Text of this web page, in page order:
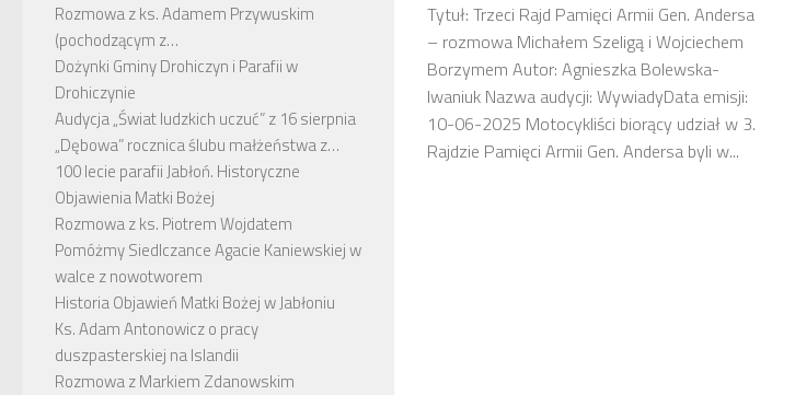
Tytuł: Trzeci Rajd Pamięci Armii Gen. Andersa
– rozmowa Michałem Szeligą i Wojciechem
Borzymem Autor: Agnieszka Bolewska-
Iwaniuk Nazwa audycji: WywiadyData emisji:
10-06-2025 Motocykliści biorący udział w 3.
Rajdzie Pamięci Armii Gen. Andersa byli w...
Rozmowa z ks. Adamem Przywuskim
(pochodzącym z…
Dożynki Gminy Drohiczyn i Parafii w
Drohiczynie
Audycja „Świat ludzkich uczuć” z 16 sierpnia
„Dębowa” rocznica ślubu małżeństwa z…
100 lecie parafii Jabłoń. Historyczne
Objawienia Matki Bożej
Rozmowa z ks. Piotrem Wojdatem
Pomóżmy Siedlczance Agacie Kaniewskiej w
walce z nowotworem
Historia Objawień Matki Bożej w Jabłoniu
Ks. Adam Antonowicz o pracy
duszpasterskiej na Islandii
Rozmowa z Markiem Zdanowskim